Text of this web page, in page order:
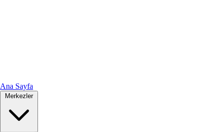
Ana Sayfa
Merkezler